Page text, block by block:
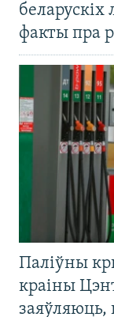
беларускіх
факты пра
Паліўны
краіны
заяўляюць,